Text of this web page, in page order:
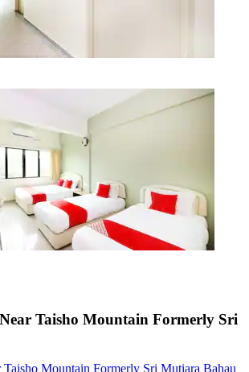
Taisho Mountain Formerly Sri
Mountain Formerly Sri Mutiara Bahau